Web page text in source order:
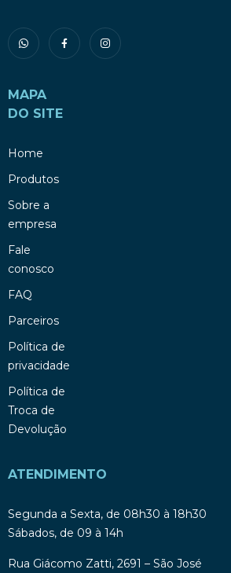
MAPA
DO SITE
Home
Produtos
Sobre a
empresa
Fale
conosco
FAQ
Parceiros
Política de
privacidade
Política de
Troca de
Devolução
ATENDIMENTO
Segunda a Sexta, de 08h30 à 18h30
Sábados, de 09 à 14h
Rua Giácomo Zatti, 2691 – São José